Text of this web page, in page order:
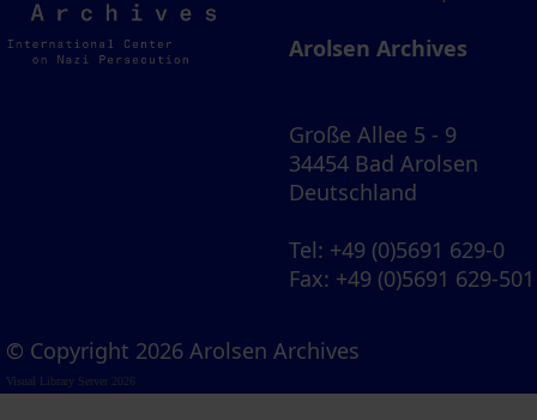
Archives
Arolsen Archives
Große Allee 5 - 9
34454 Bad Arolsen
Deutschland
Tel: +49 (0)5691 629-0
Fax: +49 (0)5691 629-501
© Copyright 2026 Arolsen Archives
Visual Library Server 2026